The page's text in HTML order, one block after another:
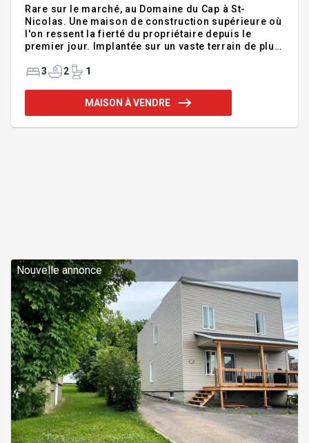
Rare sur le marché, au Domaine du Cap à St-
Nicolas. Une maison de construction supérieure où
l'on ressent la fierté du propriétaire depuis le
premier jour. Implantée sur un vaste terrain de plus
confiance et longévité. Le terrain arrière est
créant une véritable oasis de zénitude. Le sous-sol
offre un espace polyvalent avec la possibilité
3 2 1
MAISON À VENDRE
Nouvelle annonce